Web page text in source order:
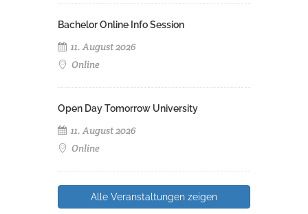
Bachelor Online Info Session
11. August 2026
Online
Open Day Tomorrow University
11. August 2026
Online
Alle Veranstaltungen zeigen